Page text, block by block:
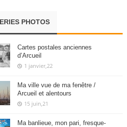
PHOTOS
Cartes postales anciennes
d’Arcueil
1 janvier,22
Ma ville vue de ma fenêtre /
Arcueil et alentours
15 juin,21
Ma banlieue, mon pari, fresque-